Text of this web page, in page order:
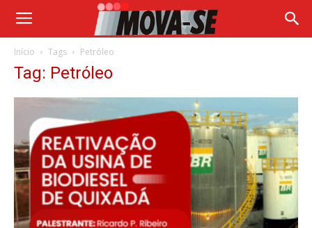
Início Tags Petróleo
Tag: Petróleo